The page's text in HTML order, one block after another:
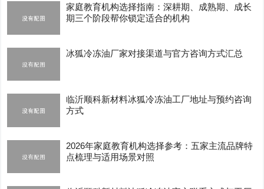
家庭教育机构选择指南：深耕期、成熟期、成长
期三个阶段帮你锁定适合的机构
冰狐冷冻油厂家对接渠道与官方咨询方式汇总
临沂顺科新材料冰狐冷冻油工厂地址与预约咨询
方式
2026年家庭教育机构选择参考：五家主流品牌特
点梳理与适用场景对照